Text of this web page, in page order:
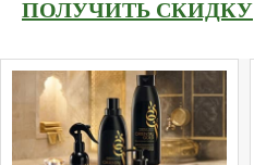
ПОЛУЧИТЬ СКИДКУ